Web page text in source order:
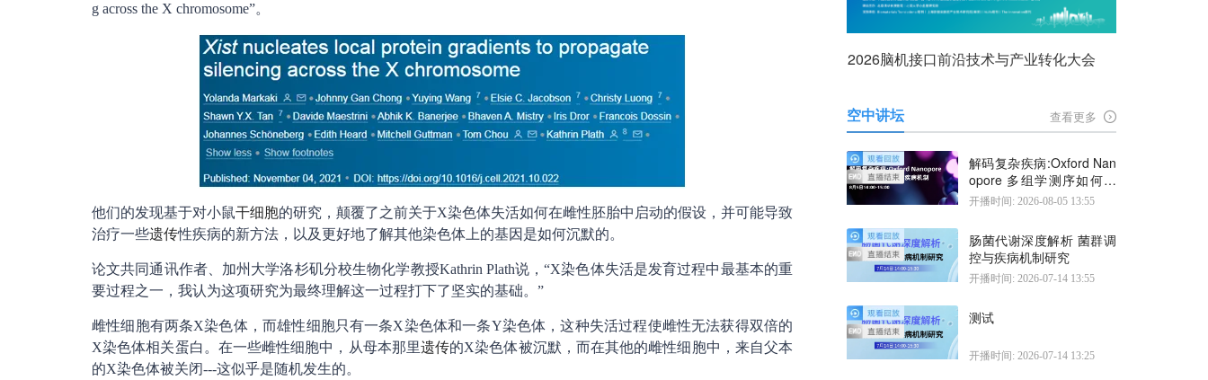
g across the X chromosome”。
他们的发现基于对小鼠干细胞的研究，颠覆了之前关于X染色体失活如何在雌性胚胎中启动的假设，并可能导致
治疗一些遗传性疾病的新方法，以及更好地了解其他染色体上的基因是如何沉默的。
论文共同通讯作者、加州大学洛杉矶分校生物化学教授Kathrin Plath说，“X染色体失活是发育过程中最基本的重
要过程之一，我认为这项研究为最终理解这一过程打下了坚实的基础。”
雌性细胞有两条X染色体，而雄性细胞只有一条X染色体和一条Y染色体，这种失活过程使雌性无法获得双倍的
X染色体相关蛋白。在一些雌性细胞中，从母本那里遗传的X染色体被沉默，而在其他的雌性细胞中，来自父本
的X染色体被关闭---这似乎是随机发生的。
2026脑机接口前沿技术与产业转化大会
空中讲坛 查看更多
解码复杂疾病:Oxford Nan
opore 多组学测序如何揭
示疾病机制
开播时间: 2026-08-05 13:55
肠菌代谢深度解析 菌群调
控与疾病机制研究
开播时间: 2026-07-14 13:55
测试
开播时间: 2026-07-14 13:25